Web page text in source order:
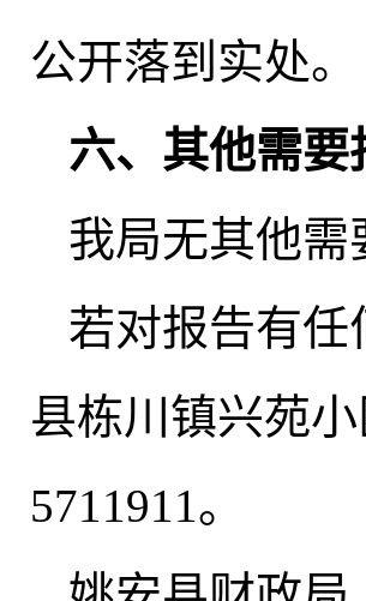
公开落到实处。
六、其他需要
我局无其他需
若对报告有任
县栋川镇兴苑
5711911。